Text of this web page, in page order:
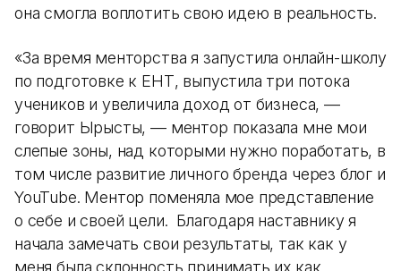
она смогла воплотить свою идею в реальность.
«За время менторства я запустила онлайн-школу
по подготовке к ЕНТ, выпустила три потока
учеников и увеличила доход от бизнеса, —
говорит Ырысты, — ментор показала мне мои
слепые зоны, над которыми нужно поработать, в
том числе развитие личного бренда через блог и
YouTube. Ментор поменяла мое представление
о себе и своей цели. Благодаря наставнику я
начала замечать свои результаты, так как у
меня была склонность принимать их как